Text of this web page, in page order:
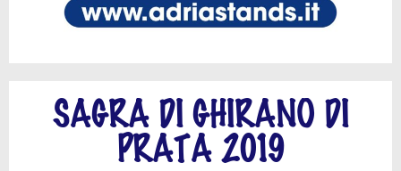
SAGRA DI GHIRANO DI
PRATA 2019